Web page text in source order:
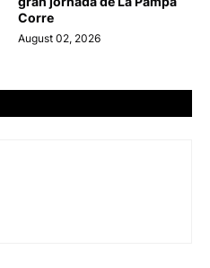
Corre
August 02, 2026